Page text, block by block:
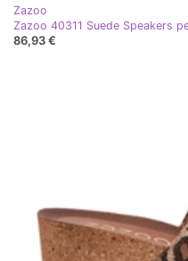
Zazoo
86,93 €